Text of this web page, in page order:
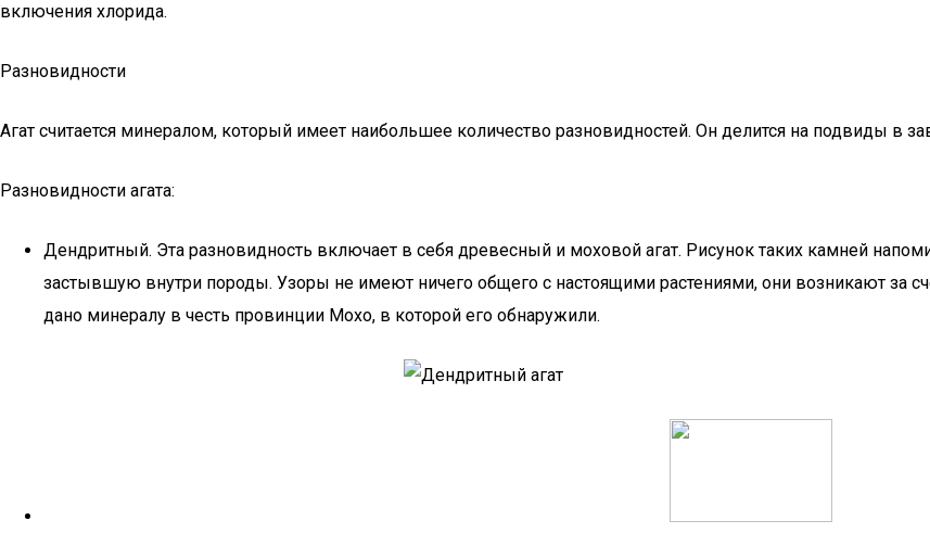
включения хлорида.
Разновидности
Агат считается минералом, который имеет наибольшее количество разновидностей. Он делится на подвиды в
Разновидности агата:
Дендритный. Эта разновидность включает в себя древесный и моховой агат. Рисунок таких камней
застывшую внутри породы. Узоры не имеют ничего общего с настоящими растениями, они возникают за
дано минералу в честь провинции Мохо, в которой его обнаружили.